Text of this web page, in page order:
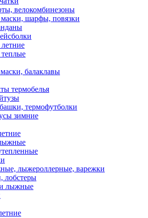
велокомбинезоны
шарфы, повязки
балаклавы
термобелья
термофутболки
зимние
лыжероллерные, варежки
лобстеры
лыжные